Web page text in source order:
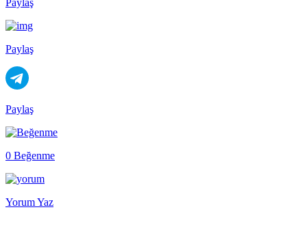
Paylaş
Paylaş
Paylaş
0 Beğenme
Yorum Yaz